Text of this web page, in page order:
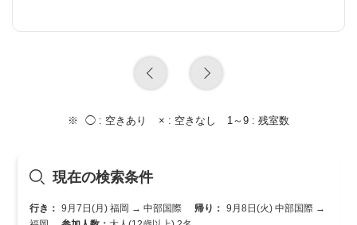
◯ : 空きあり × : 空きなし 1～9 : 残室数
現在の検索条件
行き： 9月7日(月) 福岡 → 中部国際 帰り： 9月8日(火) 中部国際 →